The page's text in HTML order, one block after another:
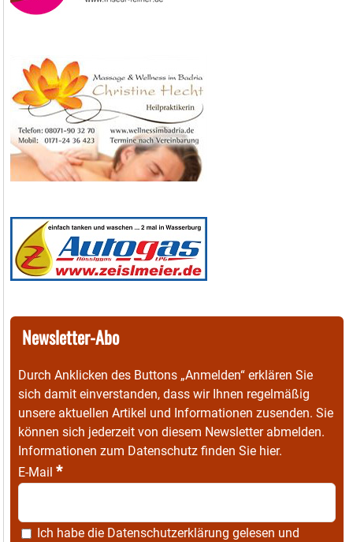
Newsletter-Abo
Durch Anklicken des Buttons „Anmelden“ erklären Sie
sich damit einverstanden, dass wir Ihnen regelmäßig
unsere aktuellen Artikel und Informationen zusenden. Sie
können sich jederzeit von diesem Newsletter abmelden.
Informationen zum Datenschutz finden Sie hier.
E-Mail *
Ich habe die Datenschutzerklärung gelesen und